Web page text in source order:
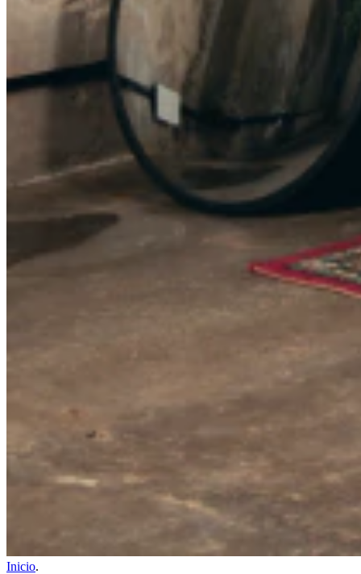
Inicio.